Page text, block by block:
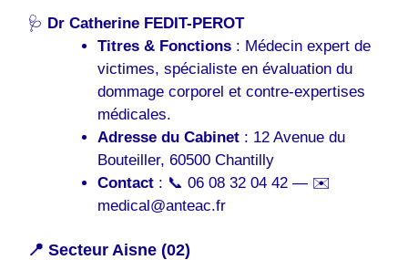
🩺 Dr Catherine FEDIT-PEROT
Titres & Fonctions: Médecin expert de
victimes, spécialiste en évaluation du
dommage corporel et contre-expertises
médicales.
Adresse du Cabinet: 12 Avenue du
Bouteiller, 60500 Chantilly
Contact: 📞 06 08 32 04 42 — ✉️
medical@anteac.fr
📍 Secteur Aisne (02)